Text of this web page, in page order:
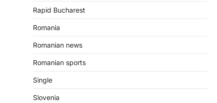
Rapid Bucharest
Romania
Romanian news
Romanian sports
Single
Slovenia